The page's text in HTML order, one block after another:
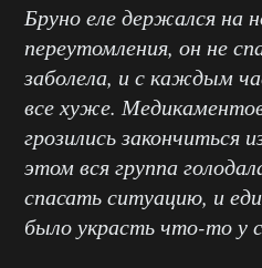
Бруно еле держался на
переутомления, он не
заболела, и с каждым
все хуже.
грозились закончиться
этом вся группа
спасать ситуацию, и
было украсть что-то у